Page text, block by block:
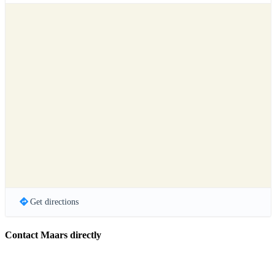
Get directions
Contact Maars directly